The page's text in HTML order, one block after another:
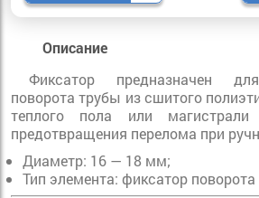
Описание
Фиксатор предназначен
поворота трубы из сшитого
теплого пола или магистрали
предотвращения перелома при
Диаметр: 16 — 18 мм;
Тип элемента: фиксатор поворота